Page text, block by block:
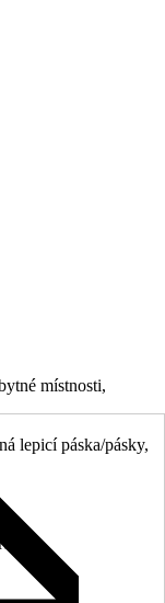
místnosti,
lepicí páska/pásky,